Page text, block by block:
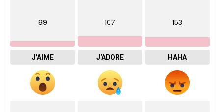
89
J'AIME
167
J'ADORE
153
HAHA